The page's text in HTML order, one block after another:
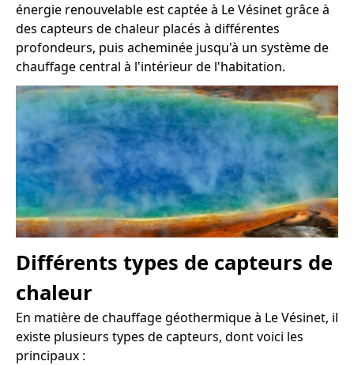
énergie renouvelable est captée à Le Vésinet grâce à
des capteurs de chaleur placés à différentes
profondeurs, puis acheminée jusqu'à un système de
chauffage central à l'intérieur de l'habitation.
Différents types de capteurs de
chaleur
En matière de chauffage géothermique à Le Vésinet, il
existe plusieurs types de capteurs, dont voici les
principaux :